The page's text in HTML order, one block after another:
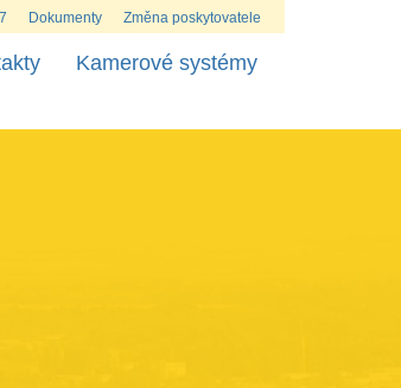
Dokumenty Změna poskytovatele
Kamerové systémy